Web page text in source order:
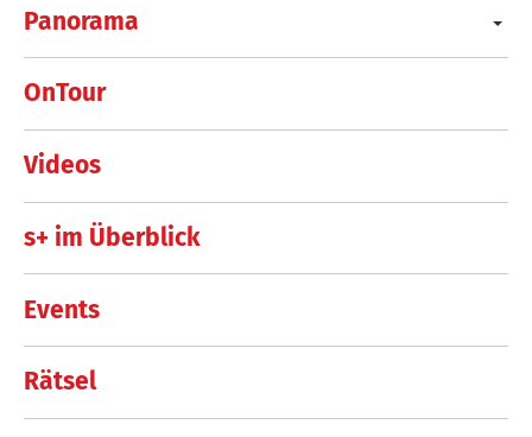
Panorama
OnTour
Videos
s+ im Überblick
Events
Rätsel